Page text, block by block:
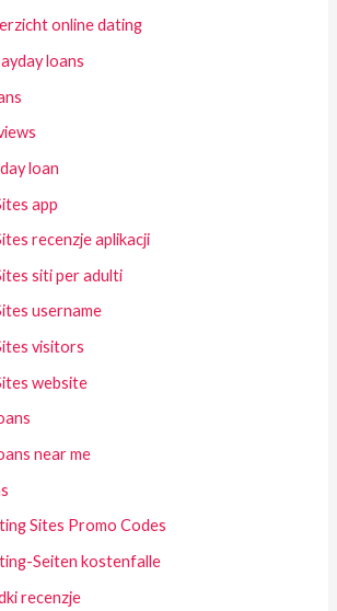
online dating
loans
loan
app
recenzje aplikacji
siti per adulti
username
visitors
website
near me
Sites Promo Codes
Seiten kostenfalle
recenzje